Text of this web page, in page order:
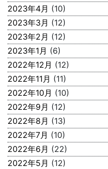
2023年4月 (10)
2023年3月 (12)
2023年2月 (12)
2023年1月 (6)
2022年12月 (12)
2022年11月 (11)
2022年10月 (10)
2022年9月 (12)
2022年8月 (13)
2022年7月 (10)
2022年6月 (22)
2022年5月 (12)